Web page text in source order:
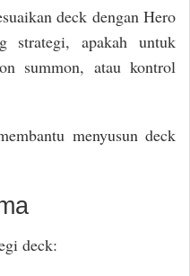
deck dengan Hero
strategi, apakah untuk
summon, atau kontrol
menyusun deck
deck: